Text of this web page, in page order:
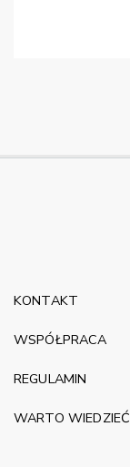
KONTAKT
WSPÓŁPRACA
REGULAMIN
WARTO WIEDZIEĆ